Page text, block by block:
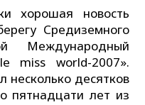
хорошая новость
Средиземного
Международный
miss world-2007».
несколько десятков
пятнадцати лет из